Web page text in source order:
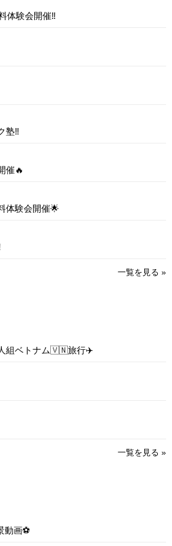
体験会開催‼️
塾‼️
催🔥
体験会開催🌟
一覧を見る »
組ベトナム🇻🇳旅行✈️
一覧を見る »
動画⚽️